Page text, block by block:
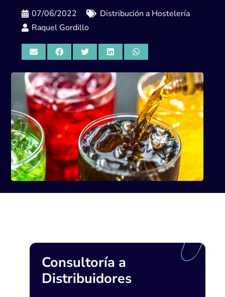
07/06/2022
Distribución a Hostelería
Raquel Gordillo
Consultoría a
Distribuidores